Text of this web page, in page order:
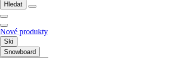
Hledat
Nové produkty
Ski
Snowboard